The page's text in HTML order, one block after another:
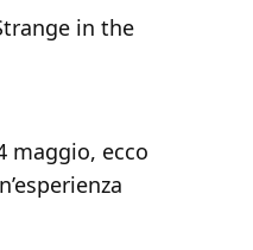
in the
maggio, ecco